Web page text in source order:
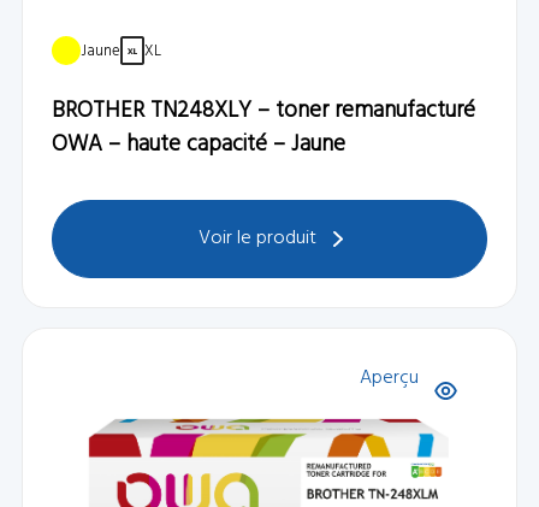
Jaune XL
BROTHER TN248XLY – toner remanufacturé
OWA – haute capacité – Jaune
Voir le produit
Aperçu